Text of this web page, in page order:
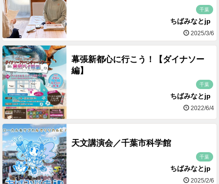
千葉
ちばみなとjp
2025/3/6
幕張新都心に行こう！【ダイナソー
編】
千葉
ちばみなとjp
2022/6/4
天文講演会／千葉市科学館
千葉
ちばみなとjp
2025/2/6